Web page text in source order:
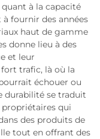
à la capacité
fournir des années
haut de gamme
donne lieu à des
et leur
trafic, là où la
échouer ou
durabilité se traduit
qui
des produits de
tout en offrant des